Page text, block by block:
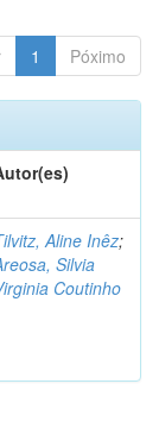
1 Póximo
Aline Inêz;
Silvia
Coutinho